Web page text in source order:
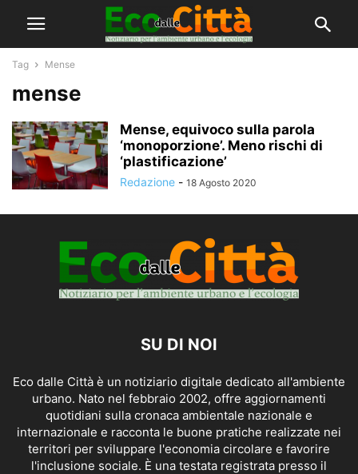
Tag Mense
mense
Mense, equivoco sulla parola
‘monoporzione’. Meno rischi di
‘plastificazione’
Redazione - 18 Agosto 2020
SU DI NOI
Eco dalle Città è un notiziario digitale dedicato all'ambiente
urbano. Nato nel febbraio 2002, offre aggiornamenti
quotidiani sulla cronaca ambientale nazionale e
internazionale e racconta le buone pratiche realizzate nei
territori per sviluppare l'economia circolare e favorire
l'inclusione sociale. È una testata registrata presso il